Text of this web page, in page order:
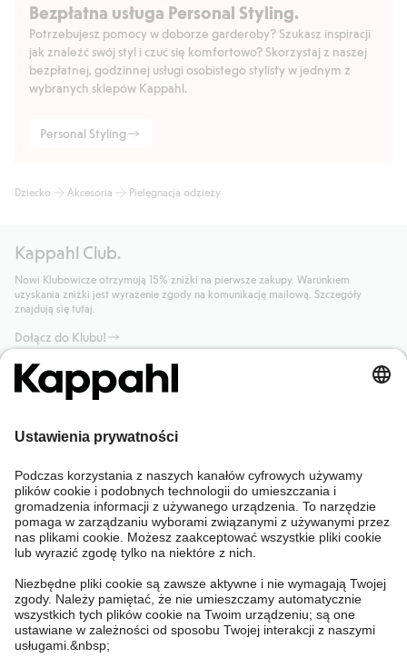
Bezpłatna usługa Personal Styling.
Potrzebujesz pomocy w doborze garderoby? Szukasz inspiracji
jak znaleźć swój styl i czuć się komfortowo? Skorzystaj z naszej
bezpłatnej, godzinnej usługi osobistego stylisty w jednym z
wybranych sklepów Kappahl.
Personal Styling
Dziecko Akcesoria Pielęgnacja odzieży
Kappahl Club.
Nowi Klubowicze otrzymują 15% zniżki na pierwsze zakupy. Warunkiem
uzyskania zniżki jest wyrażenie zgody na komunikację mailową. Szczegóły
znajdują się tutaj.
Dołącz do Klubu!
Potrzebujesz pomocy?
Sklep internetowy
Częste pytania
Twoje zamówienie
Kappahl Club
Mój profil
Kappahl Club
O nas
O Kappahl Group
Warunki i zasady